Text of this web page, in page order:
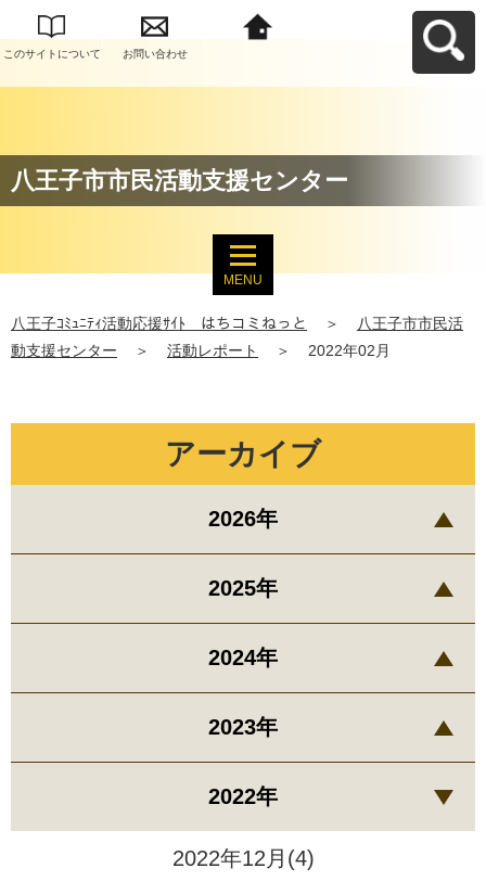
このサイトについて お問い合わせ
八王子市市民活動支援センター
MENU
八王子ｺﾐｭﾆﾃｨ活動応援ｻｲﾄ はちコミねっと ＞
八王子市市民活
動支援センター
＞ 活動レポート ＞ 2022年02月
アーカイブ
2026年
2025年
2024年
2023年
2022年
2022年12月(4)